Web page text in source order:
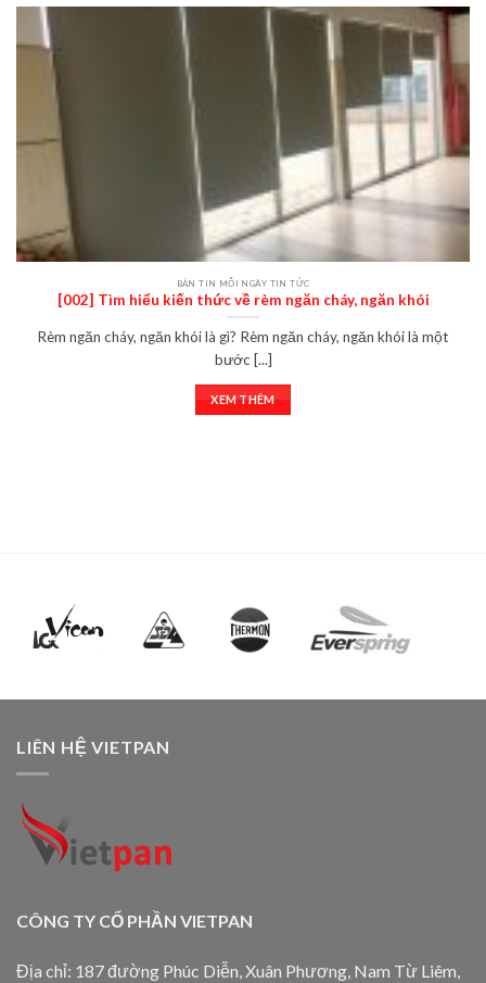
BẢN TIN MỖI NGÀY TIN TỨC
[002] Tìm hiểu kiến thức về rèm ngăn cháy, ngăn khói
Rèm ngăn cháy, ngăn khói là gì? Rèm ngăn cháy, ngăn khói là một
bước [...]
XEM THÊM
LIÊN HỆ VIETPAN
CÔNG TY CỔ PHẦN VIETPAN
Địa chỉ: 187 đường Phúc Diễn, Xuân Phương, Nam Từ Liêm,